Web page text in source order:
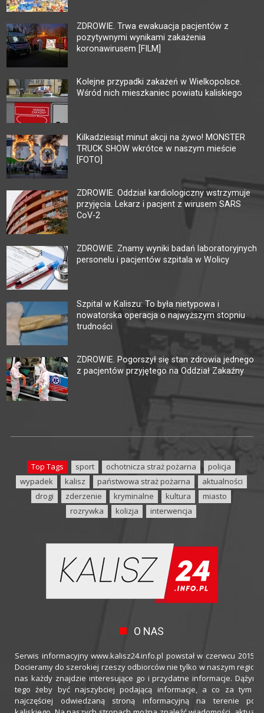
ZDROWIE. Trwa ewakuacja pacjentów z
pozytywnymi wynikami zakażenia
koronawirusem [FILM]
Kolejne przypadki zakażeń w Wielkopolsce.
Wśród nich mieszkaniec powiatu kaliskiego
Kilkadziesiąt minut akcji na żywo! MONSTER
TRUCK SHOW wkrótce w naszym mieście
[FOTO]
ZDROWIE. Oddział kardiologiczny wstrzymuje
przyjęcia. Lekarz i pacjent z wirusem SARS
CoV-2
ZDROWIE. Znamy wyniki badań laboratoryjnych
personelu i pacjentów szpitala w Wolicy
Szpital w Kaliszu: To była nietypowa i
nowatorska operacja o najwyższym stopniu
trudności
ZDROWIE. Pogorszył się stan zdrowia jednego
z pacjentów przyjętego na Oddział Zakaźny
Top Tags sport ochotnicza straż pożarna
policja
wypadek
kalisz państwowa straż pożarna
aktualności
drogi
zderzenie kryminalne kultura
miasto
rozrywka
kolizja interwencja
O NAS
Serwis informacyjny www.kalisz24.info.pl powstał w czerwcu 2015
Docieramy do szerokiej rzeszy odbiorców nie tylko w naszym
nas każdy znajdzie interesujące go i przydatne informacje.
tego żeby być najszybciej podającą informacje, a co za tym
najczęściej odwiedzaną stroną informacyjną na terenie